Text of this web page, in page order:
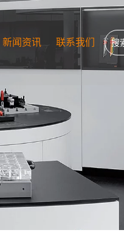
新闻资讯 联系我们